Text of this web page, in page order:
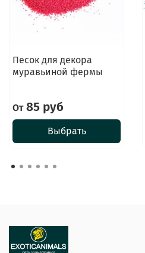
Песок для декора
муравьиной фермы
От85 руб
Выбрать